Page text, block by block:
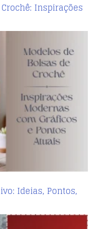
Inspirações
Ideias, Pontos,